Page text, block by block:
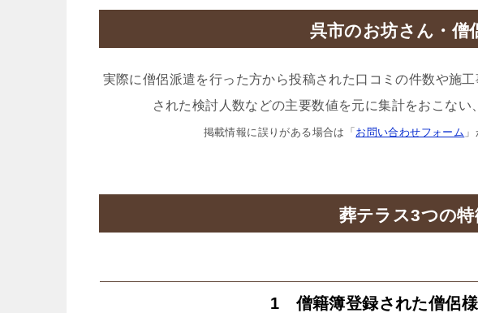
呉市のお坊さん・僧
実際に僧侶派遣を行った方から投稿された口コミの件数や施
された検討人数などの主要数値を元に集計をおこない
掲載情報に誤りがある場合は「 お問い合わせフォーム
葬テラス3つの特
1 僧籍簿登録された僧侶